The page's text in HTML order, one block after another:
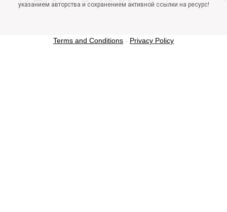
указанием авторства и сохранением активной ссылки на ресурс!
Terms and Conditions - Privacy Policy